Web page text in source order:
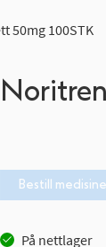
50mg 100STK
Bestill
På nettlager